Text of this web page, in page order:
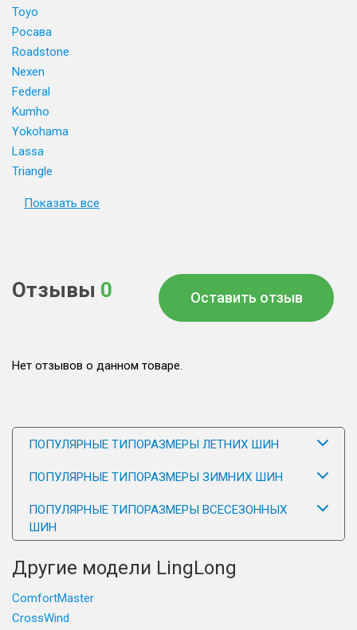
Toyo
Росава
Roadstone
Nexen
Federal
Kumho
Yokohama
Lassa
Triangle
Показать все
Отзывы 0 Оставить отзыв
Нет отзывов о данном товаре.
ПОПУЛЯРНЫЕ ТИПОРАЗМЕРЫ ЛЕТНИХ ШИН
ПОПУЛЯРНЫЕ ТИПОРАЗМЕРЫ ЗИМНИХ ШИН
ПОПУЛЯРНЫЕ ТИПОРАЗМЕРЫ ВСЕСЕЗОННЫХ
ШИН
Другие модели LingLong
ComfortMaster
CrossWind